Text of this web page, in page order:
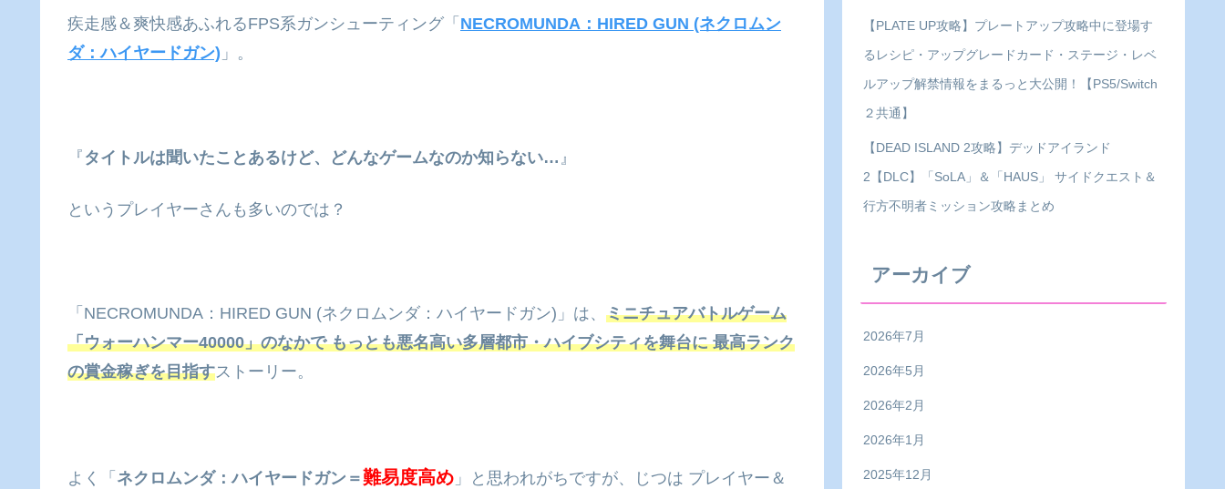
疾走感＆爽快感あふれるFPS系ガンシューティング「 NECROMUNDA：HIRED GUN (ネクロムン
ダ：ハイヤードガン) 」。
『 タイトルは聞いたことあるけど、どんなゲームなのか知らない… 』
というプレイヤーさんも多いのでは？
「NECROMUNDA：HIRED GUN (ネクロムンダ：ハイヤードガン)」は、 ミニチュアバトルゲーム
「ウォーハンマー40000」のなかで もっとも悪名高い多層都市・ハイブシティを舞台に 最高ランク
の賞金稼ぎを目指すストーリー。
よく「 ネクロムンダ：ハイヤードガン＝難易度高め 」と思われがちですが、じつは プレイヤー＆
【PLATE UP攻略】プレートアップ攻略中に登場す
るレシピ・アップグレードカード・ステージ・レベ
ルアップ解禁情報をまるっと大公開！【PS5/Switch
２共通】
【DEAD ISLAND 2攻略】デッドアイランド
2【DLC】「SoLA」＆「HAUS」 サイドクエスト＆
行方不明者ミッション攻略まとめ
アーカイブ
2026年7月
2026年5月
2026年2月
2026年1月
2025年12月